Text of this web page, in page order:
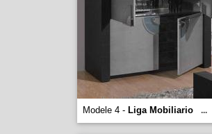
Modele 4 - Liga Mobiliario ...